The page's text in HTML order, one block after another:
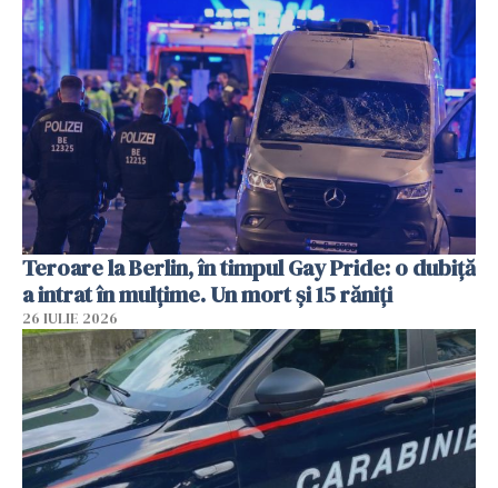
Teroare la Berlin, în timpul Gay Pride: o dubiță
a intrat în mulțime. Un mort și 15 răniți
26 IULIE 2026